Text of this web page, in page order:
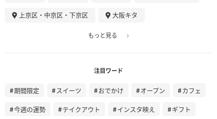
上京区・中京区・下京区 大阪キタ
もっと見る
注目ワード
期間限定 スイーツ おでかけ オープン カフェ
今週の運勢 テイクアウト インスタ映え ギフト